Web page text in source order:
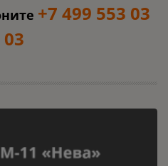
+7 499 553 03
03